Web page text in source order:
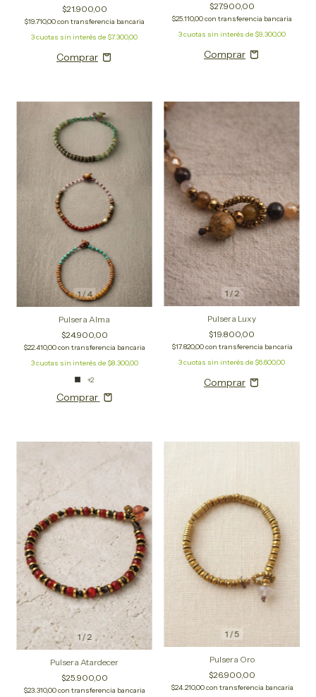
$21.900,00
$19.710,00con transferencia bancaria
3cuotas sin interés de $7.300,00
$27.900,00
$25.110,00con transferencia bancaria
3cuotas sin interés de $9.300,00
1/4
Pulsera Alma
$24.900,00
$22.410,00con transferencia bancaria
3cuotas sin interés de $8.300,00
+2
Comprar
1 /2
Pulsera Luxy
$19.800,00
$17.820,00con transferencia bancaria
3cuotas sin interés de $6.600,00
1/2
Pulsera Atardecer
$25.900,00
$23.310,00con transferencia bancaria
1 /5
Pulsera Oro
$26.900,00
$24.210,00con transferencia bancaria